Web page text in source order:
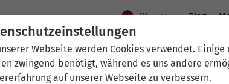
Webseite werden Cookies verwendet. Einige
zwingend benötigt, während es uns andere
auf unserer Webseite zu verbessern.
DE Blog
Aktuelles Standort Thüringen